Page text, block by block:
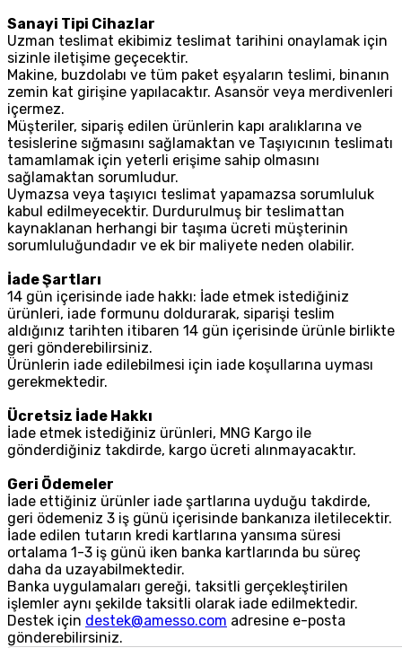
Sanayi Tipi Cihazlar
Uzman teslimat ekibimiz teslimat tarihini onaylamak için
sizinle iletişime geçecektir.
Makine, buzdolabı ve tüm paket eşyaların teslimi, binanın
zemin kat girişine yapılacaktır. Asansör veya merdivenleri
içermez.
Müşteriler, sipariş edilen ürünlerin kapı aralıklarına ve
tesislerine sığmasını sağlamaktan ve Taşıyıcının teslimatı
tamamlamak için yeterli erişime sahip olmasını
sağlamaktan sorumludur.
Uymazsa veya taşıyıcı teslimat yapamazsa sorumluluk
kabul edilmeyecektir. Durdurulmuş bir teslimattan
kaynaklanan herhangi bir taşıma ücreti müşterinin
sorumluluğundadır ve ek bir maliyete neden olabilir.
İade Şartları
14 gün içerisinde iade hakkı: İade etmek istediğiniz
ürünleri, iade formunu doldurarak, siparişi teslim
aldığınız tarihten itibaren 14 gün içerisinde ürünle birlikte
geri gönderebilirsiniz.
Ürünlerin iade edilebilmesi için iade koşullarına uyması
gerekmektedir.
Ücretsiz İade Hakkı
İade etmek istediğiniz ürünleri, MNG Kargo ile
gönderdiğiniz takdirde, kargo ücreti alınmayacaktır.
Geri Ödemeler
İade ettiğiniz ürünler iade şartlarına uyduğu takdirde,
geri ödemeniz 3 iş günü içerisinde bankanıza iletilecektir.
İade edilen tutarın kredi kartlarına yansıma süresi
ortalama 1-3 iş günü iken banka kartlarında bu süreç
daha da uzayabilmektedir.
Banka uygulamaları gereği, taksitli gerçekleştirilen
işlemler aynı şekilde taksitli olarak iade edilmektedir.
Destek için destek@amesso.com adresine e-posta
gönderebilirsiniz.